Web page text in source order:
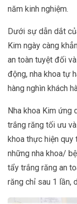
năm kinh nghiệm.
Dưới sự dẫn dắt
Kim ngày càng
an toàn tuyệt đối
động, nha khoa tự
hàng nghìn khách
Nha khoa Kim ứng
trắng răng tối ưu
khoa thực hiện
những nha khoa/
tẩy trắng răng an
răng chỉ sau 1 lần,